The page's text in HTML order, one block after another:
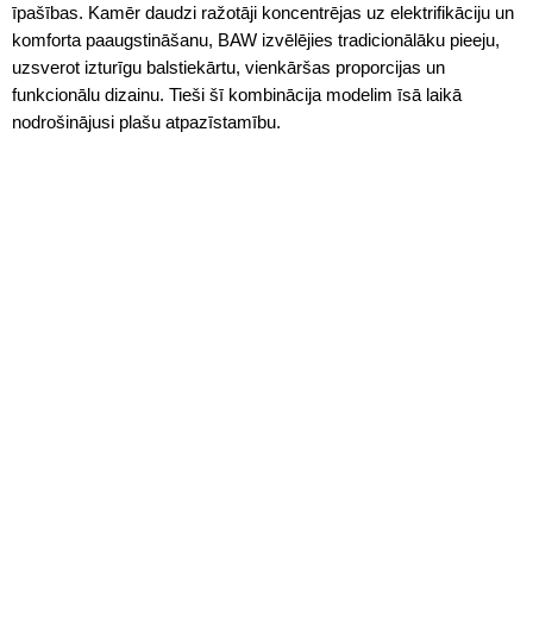
īpašības. Kamēr daudzi ražotāji koncentrējas uz elektrifikāciju un
komforta paaugstināšanu, BAW izvēlējies tradicionālāku pieeju,
uzsverot izturīgu balstiekārtu, vienkāršas proporcijas un
funkcionālu dizainu. Tieši šī kombinācija modelim īsā laikā
nodrošinājusi plašu atpazīstamību.